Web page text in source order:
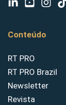
Conteúdo
RT PRO
RT PRO Brazil
Newsletter
Revista